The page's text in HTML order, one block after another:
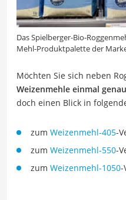
Das Spielberger-Bio-
Mehl-Produktpalette der
Möchten Sie sich neben
Weizenmehle einmal
doch einen Blick in
zum Weizenmehl-405-
zum Weizenmehl-550-
zum Weizenmehl-1050-